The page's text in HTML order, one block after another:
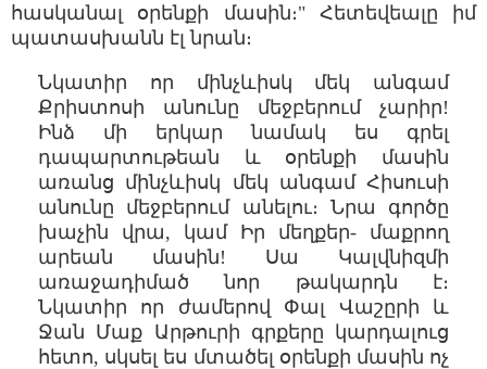
հասկանալ օրենքի մասին։" Հետեվեալը իմ
պատասխանն էլ նրան։
Նկատիր որ մինչևիսկ մեկ անգամ
Քրիստոսի անունը մեջբերում չարիր!
Ինձ մի երկար նամակ ես գրել
դապարտութեան և օրենքի մասին
առանց մինչևիսկ մեկ անգամ Հիսուսի
անունը մեջբերում անելու։ Նրա գործը
խաչին վրա, կամ Իր մեղքեր- մաքրող
արեան մասին! Սա Կալվնիզմի
առաջադիմած նոր թակարդն է։
Նկատիր որ ժամերով Փալ Վաշըրի և
Ջան Մաք Արթուրի գրքերը կարդալուց
հետո, սկսել ես մտածել օրենքի մասին ոչ